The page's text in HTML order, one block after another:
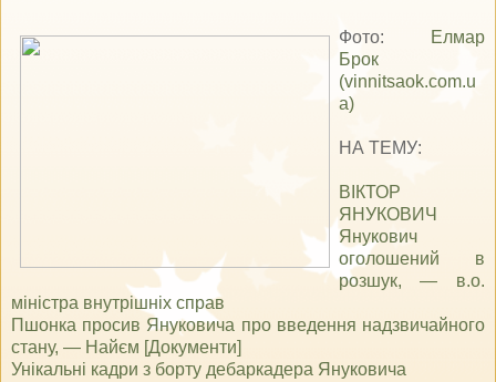
Фото:
Елмар
Брок
(vinnitsaok.com.u
a)
НА ТЕМУ:
ВІКТОР
ЯНУКОВИЧ
Янукович
оголошений в
розшук, — в.о.
міністра внутрішніх справ
Пшонка просив Януковича про введення надзвичайного
стану, — Найєм [Документи]
Унікальні кадри з борту дебаркадера Януковича